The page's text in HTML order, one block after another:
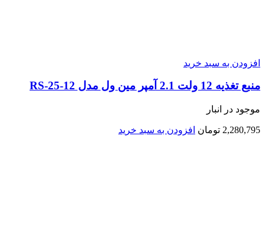
افزودن به سبد خرید
منبع تغذیه 12 ولت 2.1 آمپر مین ول مدل RS-25-12
موجود در انبار
2,280,795 تومان افزودن به سبد خرید